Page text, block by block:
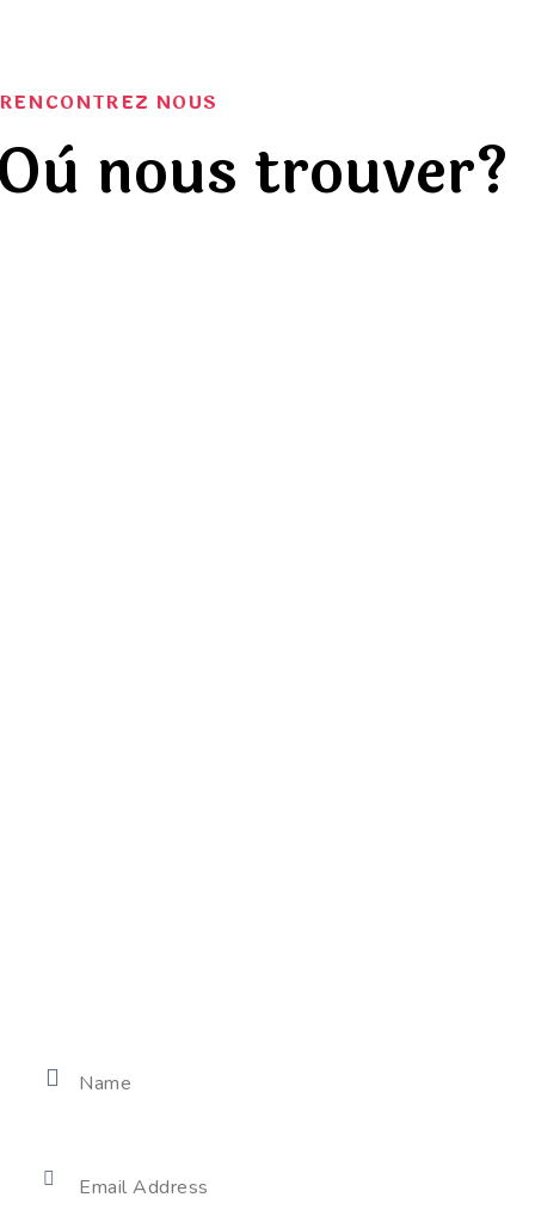
RENCONTREZ NOUS
nous trouver?